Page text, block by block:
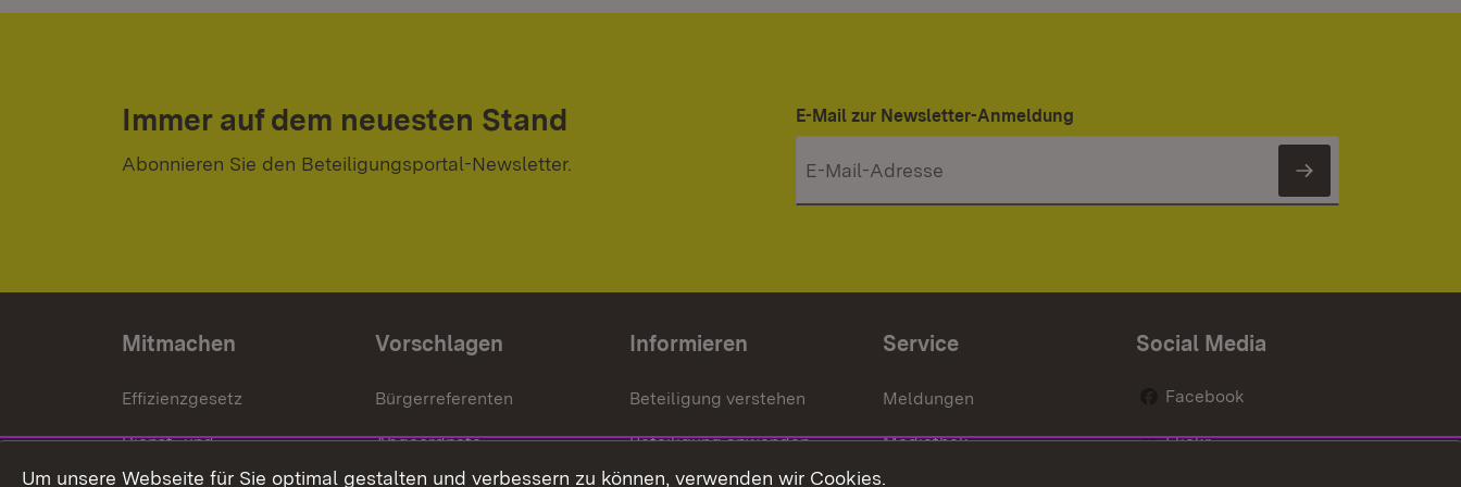
Immer auf dem neuesten Stand
Abonnieren Sie den Beteiligungsportal-Newsletter.
E-Mail zur Newsletter-Anmeldung
Newsletter
Mitmachen
Effizienzgesetz
Dienst- und
Versorgungsbezüge
Vorschlagen
Bürgerreferenten
Abgeordnete
Informieren
Beteiligung verstehen
Beteiligung anwenden
Service
Meldungen
Mediathek
Social Media
Facebook
Flickr
Um unsere Webseite für Sie optimal gestalten und verbessern zu können, verwenden wir Cookies.